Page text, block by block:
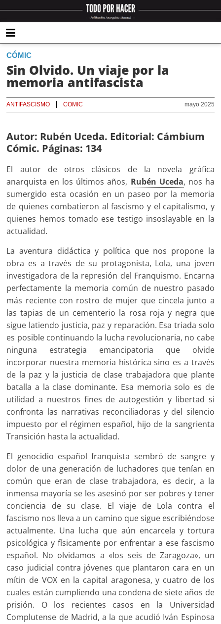
CÓMIC
Sin Olvido. Un viaje por la
memoria antifascista
mayo 2025
ANTIFASCISMO COMIC
Autor: Rubén Uceda. Editorial: Cámbium
Cómic. Páginas: 134
El autor de otros clásicos de la novela gráfica
anarquista en los últimos años, Rubén Uceda, nos ha
sumergido esta ocasión en un paseo por la memoria
de quienes combatieron al fascismo y el capitalismo, y
quienes hemos tomado ese testigo insoslayable en la
actualidad.
La aventura didáctica y política que nos propone la
obra es a través de su protagonista, Lola, una joven
investigadora de la represión del Franquismo. Encarna
perfectamente la memoria común de nuestro pasado
más reciente con rostro de mujer que cincela junto a
las tapias de un cementerio la rosa roja y negra que
sigue latiendo justicia, paz y reparación. Esa triada solo
es posible continuando la lucha revolucionaria, no cabe
ninguna estrategia emancipatoria que olvide
incorporar nuestra memoria histórica sino es a través
de la paz y la justicia de clase trabajadora que plante
batalla a la clase dominante. Esa memoria solo es de
utilidad a nuestros fines de autogestión y libertad si
confronta las narrativas reconciliadoras y del silencio
impuesto por el régimen español, hijo de la sangrienta
Transición hasta la actualidad.
El genocidio español franquista sembró de sangre y
dolor de una generación de luchadores que tenían en
común que eran de clase trabajadora, es decir, a la
inmensa mayoría se les asesinó por ser pobres y tener
conciencia de su clase. El viaje de Lola contra el
fascismo nos lleva a un camino que sigue escribiéndose
actualmente. Una lucha que aún encarcela y tortura
psicológica y físicamente por enfrentar a ese fascismo
español. No olvidamos a «los seis de Zaragoza», un
caso judicial contra jóvenes que plantaron cara en un
mítin de VOX en la capital aragonesa, y cuatro de los
cuales están cumpliendo una condena de siete años de
prisión. O los recientes casos en la Universidad
Complutense de Madrid, a la que acudió Iván Espinosa